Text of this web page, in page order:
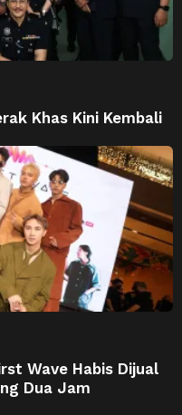
Khas Kini Kembali
Wave Habis Dijual
Dua Jam